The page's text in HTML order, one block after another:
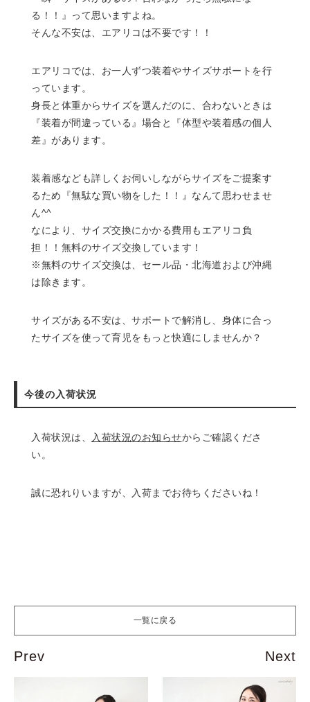
る！！』って思いますよね。
そんな不安は、エアリコは不要です！！
エアリコでは、お一人ずつ装着やサイズサポートを行
っています。
身長と体重からサイズを選んだのに、合わないときは
『装着が間違っている』場合と『体型や装着感の個人
差』があります。
装着感なども詳しくお伺いしながらサイズをご提案す
るため『無駄な買い物をした！！』なんて思わせませ
ん^^
なにより、サイズ交換にかかる費用もエアリコ負
担！！無料のサイズ交換しています！
※無料のサイズ交換は、セール品・北海道および沖縄
は除きます。
サイズがある不安は、サポートで解消し、身体に合っ
たサイズを使って育児をもっと快適にしませんか？
今後の入荷状況
入荷状況は、 入荷状況のお知らせからご確認くださ
い。
誠に恐れりいますが、入荷までお待ちくださいね！
一覧に戻る